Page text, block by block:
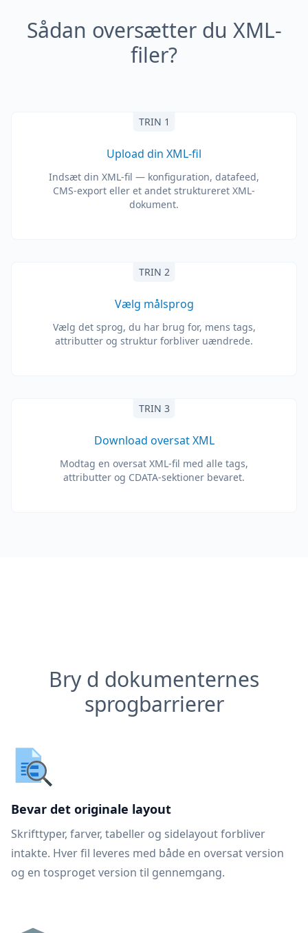
Sådan oversætter du XML-
filer?
TRIN 1
Upload din XML-fil
Indsæt din XML-fil — konfiguration, datafeed,
CMS-export eller et andet struktureret XML-
dokument.
TRIN 2
Vælg målsprog
Vælg det sprog, du har brug for, mens tags,
attributter og struktur forbliver uændrede.
TRIN 3
Download oversat XML
Modtag en oversat XML-fil med alle tags,
attributter og CDATA-sektioner bevaret.
Bry d dokumenternes
sprogbarrierer
Bevar det originale layout
Skrifttyper, farver, tabeller og sidelayout forbliver
intakte. Hver fil leveres med både en oversat version
og en tosproget version til gennemgang.